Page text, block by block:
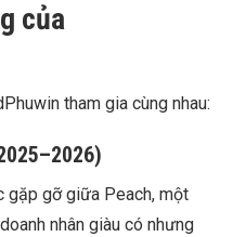
của
tham gia cùng nhau:
gặp gỡ giữa Peach, một
nhân giàu có nhưng